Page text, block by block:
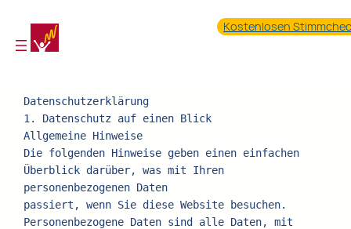
springen
Kostenlosen
Datenschutzerklärung
1. Datenschutz auf einen Blick
Allgemeine Hinweise
Die folgenden Hinweise geben einen einfachen
Überblick darüber, was mit Ihren
personenbezogenen Daten
passiert, wenn Sie diese Website besuchen.
Personenbezogene Daten sind alle Daten, mit